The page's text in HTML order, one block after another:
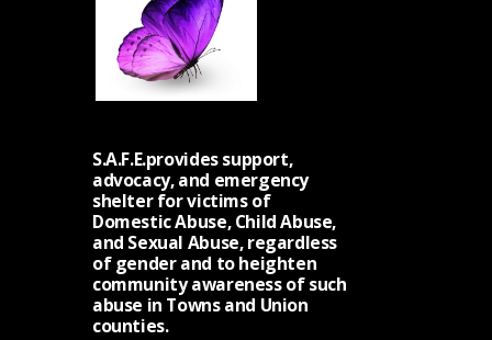
S.A.F.E.provides support,
advocacy, and emergency
shelter for victims of
Domestic Abuse, Child Abuse,
and Sexual Abuse, regardless
of gender and to heighten
community awareness of such
abuse in Towns and Union
counties.